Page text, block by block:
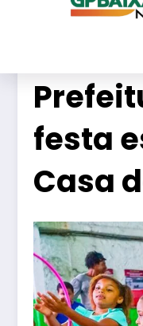
Municípios
festa
Casa